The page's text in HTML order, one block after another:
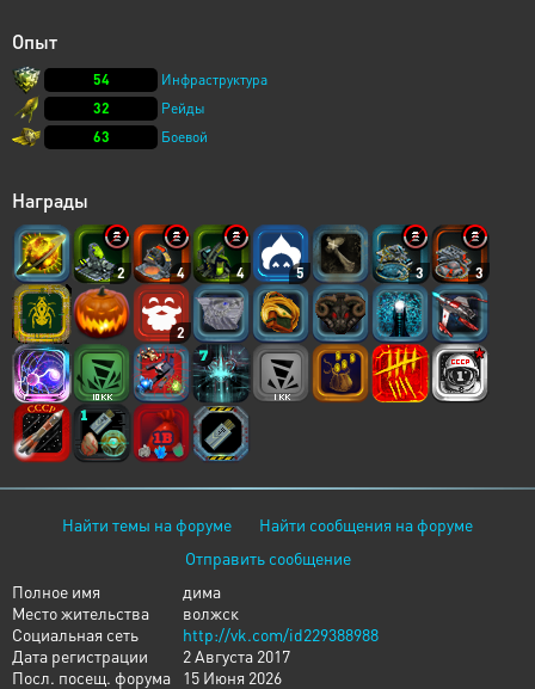
Опыт
54
Инфраструктура
32
Рейды
63
Боевой
Награды
2 4 4 5 3 3
2
Найти темы на форуме
Найти сообщения на форуме
Отправить сообщение
Полное имя
дима
Место жительства
волжск
Социальная сеть
http://vk.com/id229388988
Дата регистрации
2 Августа 2017
Посл. посещ. форума
15 Июня 2026